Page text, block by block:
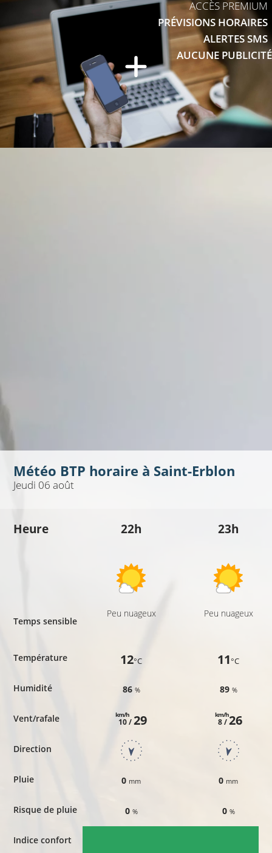
ACCÈS PREMIUM
PRÉVISIONS HORAIRES
ALERTES SMS
AUCUNE PUBLICITÉ
Météo BTP horaire à Saint-Erblon
Jeudi 06 août
Heure
Temps sensible
Température
Humidité
Vent/rafale
Direction
Pluie
Risque de pluie
Indice confort
22h
Peu nuageux
12°C
86 %
10 /
km/h 29
0 mm
0 %
23h
Peu nuageux
11°C
89 %
8 /
km/h26
0 mm
0 %